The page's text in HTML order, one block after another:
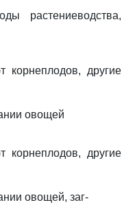
растениеводства,
другие
овощей
другие
овощей, заг-